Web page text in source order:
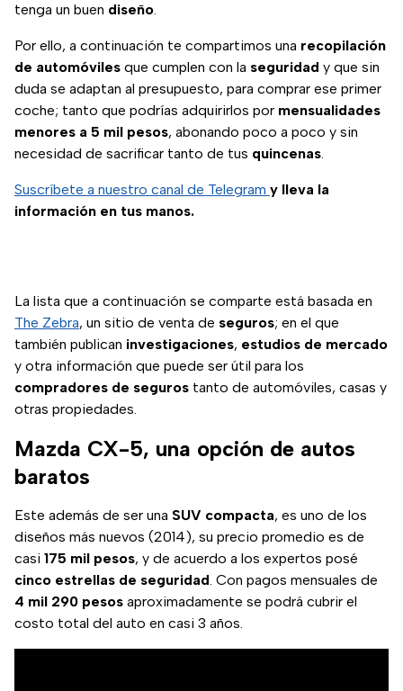
tenga un buen diseño.
Por ello, a continuación te compartimos una recopilación
de automóviles que cumplen con la seguridad y que sin
duda se adaptan al presupuesto, para comprar ese primer
coche; tanto que podrías adquirirlos por mensualidades
menores a 5 mil pesos, abonando poco a poco y sin
necesidad de sacrificar tanto de tus quincenas.
Suscríbete a nuestro canal de Telegram y lleva la
información en tus manos.
La lista que a continuación se comparte está basada en
The Zebra, un sitio de venta de seguros; en el que
también publican investigaciones, estudios de mercado
y otra información que puede ser útil para los
compradores de seguros tanto de automóviles, casas y
otras propiedades.
Mazda CX-5, una opción de autos
baratos
Este además de ser una SUV compacta, es uno de los
diseños más nuevos (2014), su precio promedio es de
casi 175 mil pesos, y de acuerdo a los expertos posé
cinco estrellas de seguridad. Con pagos mensuales de
4 mil 290 pesos aproximadamente se podrá cubrir el
costo total del auto en casi 3 años.